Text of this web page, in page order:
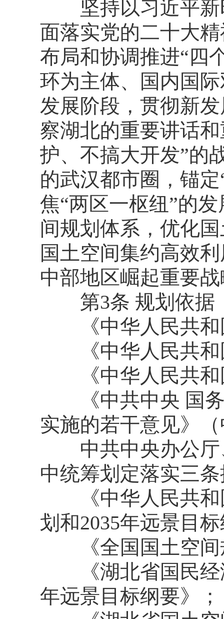
坚持以习近平新
面落实党的二十大
布局和协调推进“四
环为主体、国内国
发展阶段，贯彻新
察湖北的重要讲话
护、不搞大开发”的
的武汉都市圈，锚
焦“两区一枢纽”的
间规划体系，优化
国土空间集约高效
中部地区崛起重要
第3条 规划依据
《中华人民共和
《中华人民共和
《中华人民共和
《中共中央 国务
实施的若干意见》
中共中央办公厅
中统筹划定落实三
《中华人民共和
划和2035年远景目
《全国国土空间
《湖北省国民经
年远景目标纲要》；